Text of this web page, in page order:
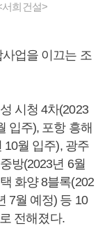
희건설>
업을 이끄는 조
시청 4차(2023
입주), 포항 흥해
10월 입주), 광주
방(2023년 6월
화양 8블록(202
7월 예정) 등 10
전해졌다.